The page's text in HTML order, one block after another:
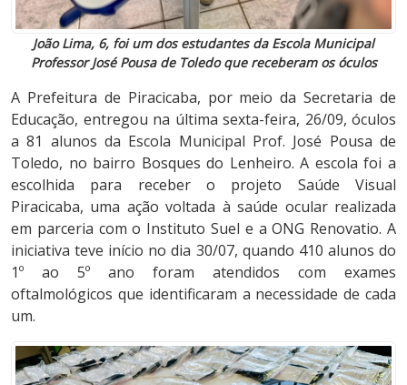
João Lima, 6, foi um dos estudantes da Escola Municipal
Professor José Pousa de Toledo que receberam os óculos
A Prefeitura de Piracicaba, por meio da Secretaria de
Educação, entregou na última sexta-feira, 26/09, óculos
a 81 alunos da Escola Municipal Prof. José Pousa de
Toledo, no bairro Bosques do Lenheiro. A escola foi a
escolhida para receber o projeto Saúde Visual
Piracicaba, uma ação voltada à saúde ocular realizada
em parceria com o Instituto Suel e a ONG Renovatio. A
iniciativa teve início no dia 30/07, quando 410 alunos do
1º ao 5º ano foram atendidos com exames
oftalmológicos que identificaram a necessidade de cada
um.